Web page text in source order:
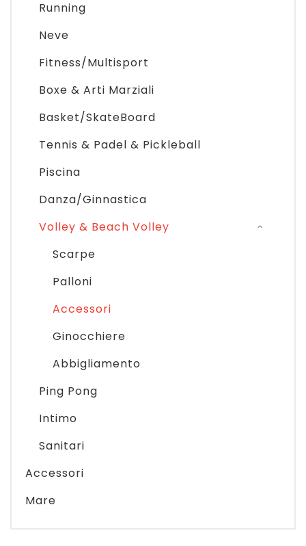
Running
Neve
Fitness/Multisport
Boxe & Arti Marziali
Basket/SkateBoard
Tennis & Padel & Pickleball
Piscina
Danza/Ginnastica
Volley & Beach Volley
Scarpe
Palloni
Accessori
Ginocchiere
Abbigliamento
Ping Pong
Intimo
Sanitari
Accessori
Mare